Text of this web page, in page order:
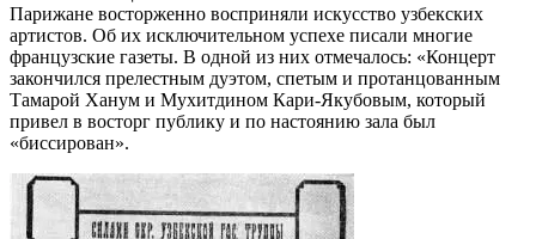
Парижане восторженно восприняли искусство узбек­ских
артистов. Об их исключительном успехе писали многие
французские газеты. В одной из них отмечалось: «Концерт
закончился прелестным дуэтом, спетым и протанцованным
Тамарой Ханум и Мухитдином Кари-Якубовым, который
привел в восторг публику и по настоя­нию зала был
«биссирован».